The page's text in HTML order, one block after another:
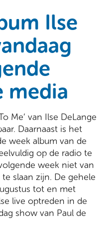
Ilse
media
Me’ van Ilse DeLange
Daarnaast is het
week album van de
op de radio te
week niet van
slaan zijn. De gehele
tot en met
live optreden in de
show van Paul de